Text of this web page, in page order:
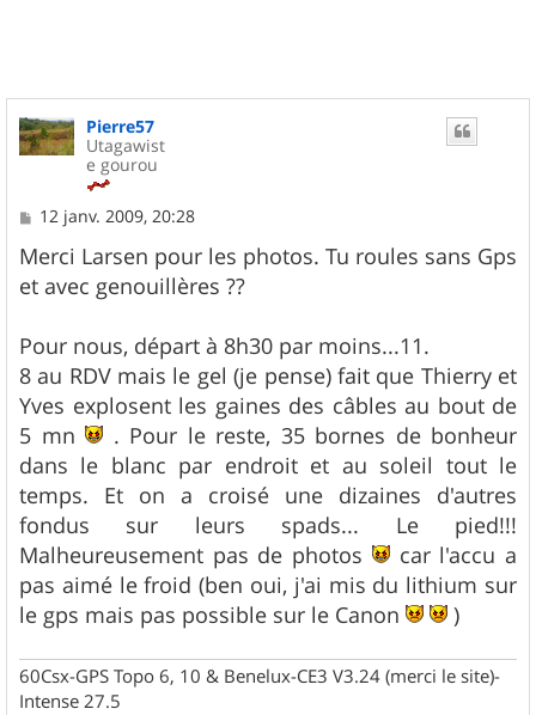
Pierre57
Utagawist
e gourou
M
s
s
a
12 janv. 2009, 20:28
Merci Larsen pour les photos. Tu roules sans Gps
et avec genouillères ??
Pour nous, départ à 8h30 par moins...11.
8 au RDV mais le gel (je pense) fait que Thierry et
Yves explosent les gaines des câbles au bout de
5 mn
. Pour le reste, 35 bornes de bonheur
dans le blanc par endroit et au soleil tout le
temps. Et on a croisé une dizaines d'autres
fondus sur leurs spads... Le pied!!!
Malheureusement pas de photos
car l'accu a
pas aimé le froid (ben oui, j'ai mis du lithium sur
le gps mais pas possible sur le Canon
)
60Csx-GPS Topo 6, 10 & Benelux-CE3 V3.24 (merci le site)-
Intense 27.5